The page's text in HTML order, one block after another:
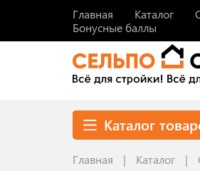
Главная Каталог
Бонусные баллы
Каталог
Главная Каталог